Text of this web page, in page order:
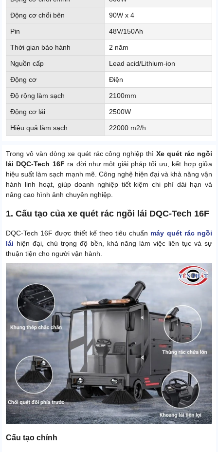
Động cơ chổi bên 90W x 4
Pin 48V/150Ah
Thời gian bảo hành 2 năm
Nguồn cấp Lead acid/Lithium-ion
Động cơ Điện
Độ rộng làm sạch 2100mm
Động cơ lái 2500W
Hiệu quả làm sạch 22000 m2/h
Trong vô vàn dòng xe quét rác công nghiệp thìXe quét rác ngồi
lái DQC-Tech 16F ra đời như một giải pháp tối ưu, kết hợp giữa
hiệu suất làm sạch mạnh mẽ. Công nghệ hiện đại và khả năng vận
hành linh hoạt, giúp doanh nghiệp tiết kiệm chi phí dài hạn và
nâng cao hình ảnh chuyên nghiệp.
1. Cấu tạo của xe quét rác ngồi lái DQC-Tech 16F
DQC-Tech 16F được thiết kế theo tiêu chuẩn máy quét rác ngồi
lái hiện đại, chú trọng độ bền, khả năng làm việc liên tục và sự
thuận tiện cho người vận hành.
Cấu tạo chính